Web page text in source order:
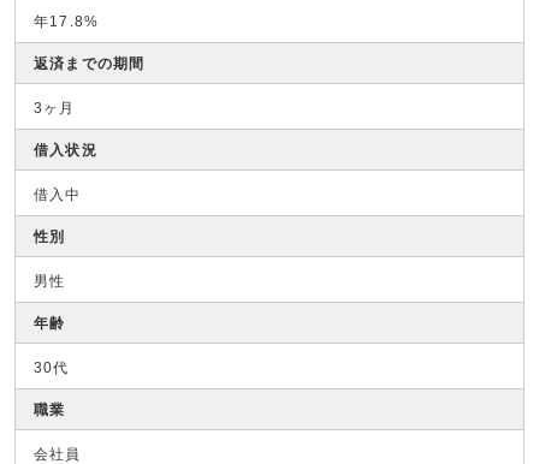
年17.8%
返済までの期間
3ヶ月
借入状況
借入中
性別
男性
年齢
30代
職業
会社員